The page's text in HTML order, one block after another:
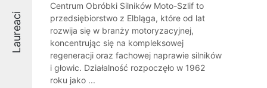
Laureaci
Centrum Obróbki Silników Moto-Szlif to
przedsiębiorstwo z Elbląga, które od lat
rozwija się w branży motoryzacyjnej,
koncentrując się na kompleksowej
regeneracji oraz fachowej naprawie silników
i głowic. Działalność rozpoczęło w 1962
roku jako ...